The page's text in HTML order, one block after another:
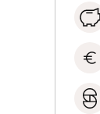
euro